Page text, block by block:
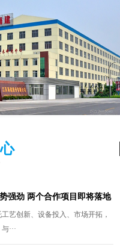
强劲 两个合作项目即将落地
艺创新、设备投入、市场开拓，
···